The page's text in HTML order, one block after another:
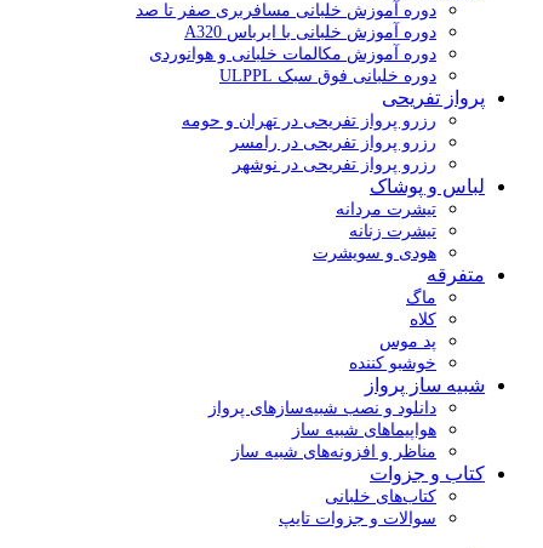
دوره آموزش خلبانی مسافربری صفر تا صد
دوره آموزش خلبانی با ایرباس A320
دوره آموزش مکالمات خلبانی و هوانوردی
دوره خلبانی فوق سبک ULPPL
پرواز تفریحی
رزرو پرواز تفریحی در تهران و حومه
رزرو پرواز تفریحی در رامسر
رزرو پرواز تفریحی در نوشهر
لباس و پوشاک
تیشرت مردانه
تیشرت زنانه
هودی و سویشرت
متفرقه
ماگ
کلاه
پد موس
خوشبو کننده
شبیه ساز پرواز
دانلود و نصب شبیه‌سازهای پرواز
هواپیماهای شبیه ساز
مناظر و افزونه‌های شبیه ساز
کتاب و جزوات
کتاب‌های خلبانی
سوالات و جزوات تایپ